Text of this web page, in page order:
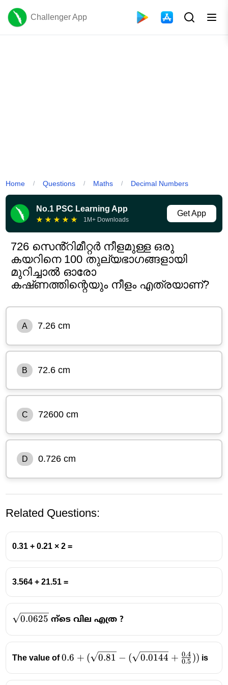
Challenger App
Home / Questions / Maths / Decimal Numbers
No.1 PSC Learning App
★ ★ ★ ★ ★ 1M+ Downloads
Get App
726 സെൻ്റിമീറ്റർ നീളമുള്ള ഒരു
കയറിനെ 100 തുല്യഭാഗങ്ങളായി
മുറിച്ചാൽ ഓരോ
കഷ്‌ണത്തിന്റെയും നീളം എത്രയാണ്?
A 7.26 cm
B 72.6 cm
C 72600 cm
D 0.726 cm
Related Questions:
0.31 + 0.21 × 2 =
3.564 + 21.51 =
\sqrt{0.0625}
0.0625 ന്ടെ വില എത്ര ?
The value of0.6+(\sqrt{0.81}-
{0.5}))
0.6 + ( 0.81 − ( 0.0144 + 0.5
0.4 )) is